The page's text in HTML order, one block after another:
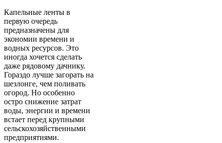
Капельные ленты в
первую очередь
предназначены для
экономии времени и
водных ресурсов. Это
иногда хочется сделать
даже рядовому дачнику.
Гораздо лучше загорать на
шезлонге, чем поливать
огород. Но особенно
остро снижение затрат
воды, энергии и времени
встает перед крупными
сельскохозяйственными
предприятиями.